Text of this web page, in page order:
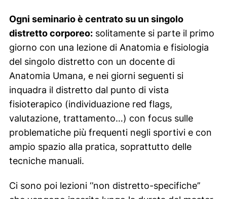
Ogni seminario è centrato su un singolo
distretto corporeo:solitamente si parte il primo
giorno con una lezione di Anatomia e fisiologia
del singolo distretto con un docente di
Anatomia Umana, e nei giorni seguenti si
inquadra il distretto dal punto di vista
fisioterapico (individuazione red flags,
valutazione, trattamento…) con focus sulle
problematiche più frequenti negli sportivi e con
ampio spazio alla pratica, soprattutto delle
tecniche manuali.
Ci sono poi lezioni ‘’non distretto-specifiche’’